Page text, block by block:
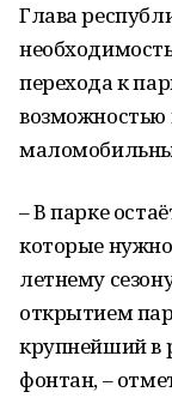
Глава
перехода к
– В парке
которые
летнему
открытием
крупнейший в
фонтан, –